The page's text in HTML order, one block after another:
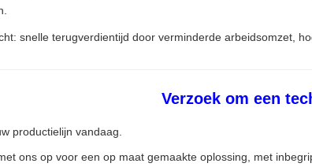
snelle terugverdientijd door verminderde arbeidsomzet,
Verzoek om een
productielijn vandaag.
ons op voor een op maat gemaakte oplossing, met